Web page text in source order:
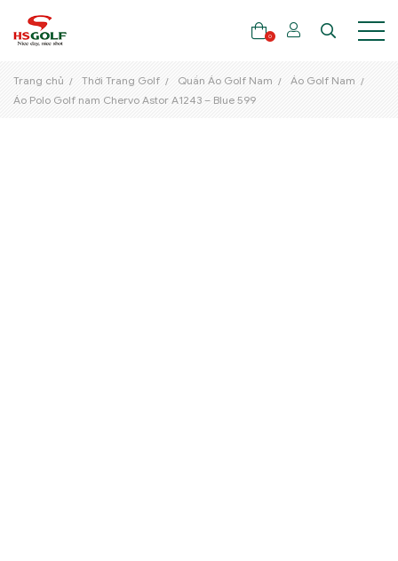
0
Trang chủ Thời Trang Golf Quần Áo Golf Nam
Áo Golf Nam
Áo Polo Golf nam Chervo Astor A1243 – Blue 599